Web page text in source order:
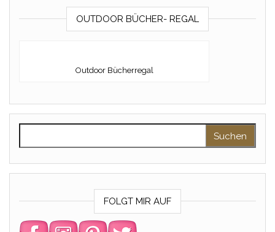
OUTDOOR BÜCHER- REGAL
Outdoor Bücherregal
FOLGT MIR AUF